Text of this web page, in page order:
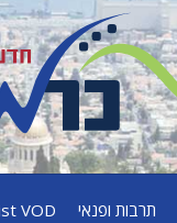
תרבות ופנאי VOD